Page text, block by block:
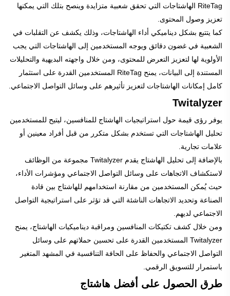
RiteTag الهاشتاجات التي تحقق شعبية متزايدة وينصح بتلك التي يمكنها
تعزيز وصول المحتوى.
كما يتتبع بشكل ديناميكي أداء الهاشتاجات، وذلك يكشف عن التقلبات في
الشعبية في غضون دقائق ويوجه المستخدمين إلى الهاشتاجات التي يجب
الأولوية لها لتعزيز التعرض للمحتوى، ومن خلال واجهته البديهية والتحليلات
المستندة إلى البيانات، يمنح RiteTag المستخدمين القدرة على استثمار
كامل إمكانات الهاشتاجات لتعزيز تأثيرهم على وسائل التواصل الاجتماعي.
Twitalyzer
يوفر رؤى قيمة حول استراتيجيات الهاشتاج للمنافسين، ليتيح للمستخدمين
تحليل الهاشتاجات التي تستخدم بشكل متكرر من قبل أفراد معينين أو
علامات تجارية.
بالإضافة إلى تحليل الهاشتاج يقدم Twitalyzer مجموعة من الوظائف
لاستكشاف الاتجاهات على وسائل التواصل الاجتماعي ومؤشرات الأداء،
حيث يُمكن المستخدمين من مقارنة استخدامهم للهاشتاج بين قادة
الصناعة وتحديد الاتجاهات الناشئة التي قد تؤثر على استراتيجية التواصل
الاجتماعي لديهم.
ومن خلال كشف تكتيكات المنافسين ومراقبة ديناميكيات الهاشتاج، يمنح
Twitalyzer المستخدمين القدرة على تحسين حملاتهم على وسائل
التواصل الاجتماعي والحفاظ على الحافة التنافسية في المشهد المتغير
باستمرار للتسويق الرقمي.
طرق الحصول على أفضل هاشتاج